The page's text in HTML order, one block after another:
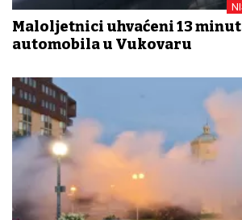
Maloljetnici uhvaćeni 13
automobila u Vukovaru